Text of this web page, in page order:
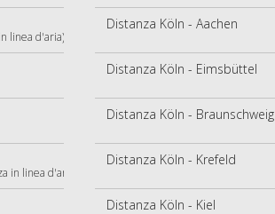
linea d'aria)
Distanza Köln - Aachen
Distanza Köln - Eimsbüttel
Distanza Köln - Braunschweig
in linea d'aria)
Distanza Köln - Krefeld
Distanza Köln - Kiel